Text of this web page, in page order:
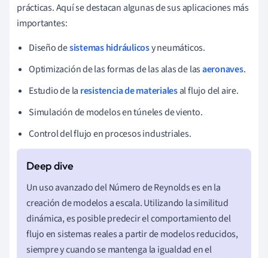
prácticas. Aquí se destacan algunas de sus aplicaciones más
importantes:
Diseño desistemas hidráulicosy neumáticos.
Optimización de las formas de las alas de lasaeronaves.
Estudio de la resistencia de materialesal flujo del aire.
Simulación de modelos en túneles de viento.
Control del flujo en procesos industriales.
Un uso avanzado del Número de Reynolds es en la
creación de modelos a escala. Utilizando la similitud
dinámica, es posible predecir el comportamiento del
flujo en sistemas reales a partir de modelos reducidos,
siempre y cuando se mantenga la igualdad en el